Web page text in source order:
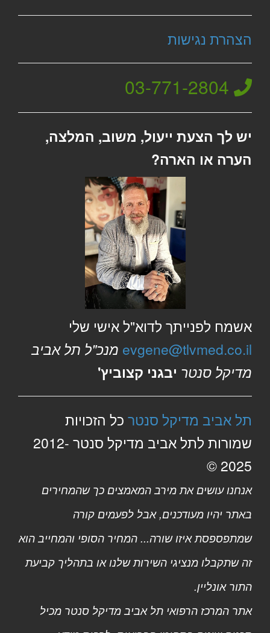
הצהרת נגישות
03-771-2804
יש לך הצעת ייעול, משוב, המלצה,
הערה או הארה?
אשמח לפנייתך לדוא"ל אישי שלי
evgene@tlvmed.co.il מנכ"ל תל אביב
מדיקל סנטר יבגני קצוביץ'
תל אביב מדיקל סנטר כל הזכויות
שמורות לתל אביב מדיקל סנטר 2012-
2025 ©
אנחנו עושים את מירב המאמצים כך שהמחירים
באתר יהיו מעודכנים, אבל לפעמים קורה
שמתפספסת איזו שורה... המחיר הסופי והמחייב הוא
זה שתקבלו מנציגי השירות שלנו או בתהליך קביעת
התור אונליין.
אתר המרכז הרפואי תל אביב מדיקל סנטר מכיל